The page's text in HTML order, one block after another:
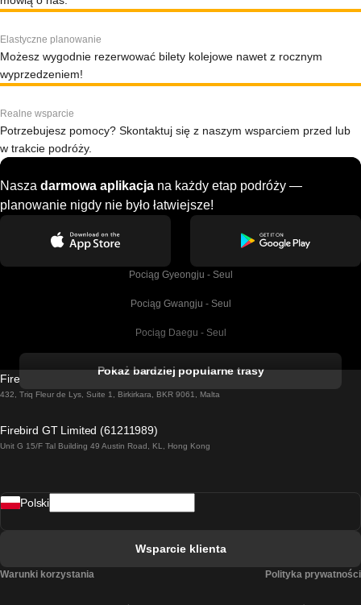
Elastyczne planowanie
Możesz wygodnie rezerwować bilety kolejowe nawet z rocznym
wyprzedzeniem!
Realne wsparcie
Potrzebujesz pomocy? Skontaktuj się z naszym wsparciem przed lub
w trakcie podróży.
Nasza darmowa aplikacja na każdy etap podróży —
planowanie nigdy nie było łatwiejsze!
Pociąg Gyeongju - Seul
Pociąg Gwangju - Seul
Pociąg Daegu - Seul
Pociąg Dublin - Galway
Pociąg Rzym - Neapol
Pokaż bardziej popularne trasy
Firebird GT Limited (OC 1451)
432, Triq Fleur de Lys, Suite 1, Birkirkara, BKR 9061, Malta
Firebird GT Limited (61211989)
Unit G 15/F Tal Building 49 Austin Road, KL, Hong Kong
Polski
Wsparcie klienta
Warunki korzystania Polityka prywatności